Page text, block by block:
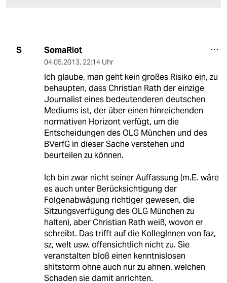
S SomaRiot
04.05.2013, 22:14 Uhr
Ich glaube, man geht kein großes Risiko ein, zu
behaupten, dass Christian Rath der einzige
Journalist eines bedeutenderen deutschen
Mediums ist, der über einen hinreichenden
normativen Horizont verfügt, um die
Entscheidungen des OLG München und des
BVerfG in dieser Sache verstehen und
beurteilen zu können.
Ich bin zwar nicht seiner Auffassung (m.E. wäre
es auch unter Berücksichtigung der
Folgenabwägung richtiger gewesen, die
Sitzungsverfügung des OLG München zu
halten), aber Christian Rath weiß, wovon er
schreibt. Das trifft auf die KollegInnen von faz,
sz, welt usw. offensichtlich nicht zu. Sie
veranstalten bloß einen kenntnislosen
shitstorm ohne auch nur zu ahnen, welchen
Schaden sie damit anrichten.